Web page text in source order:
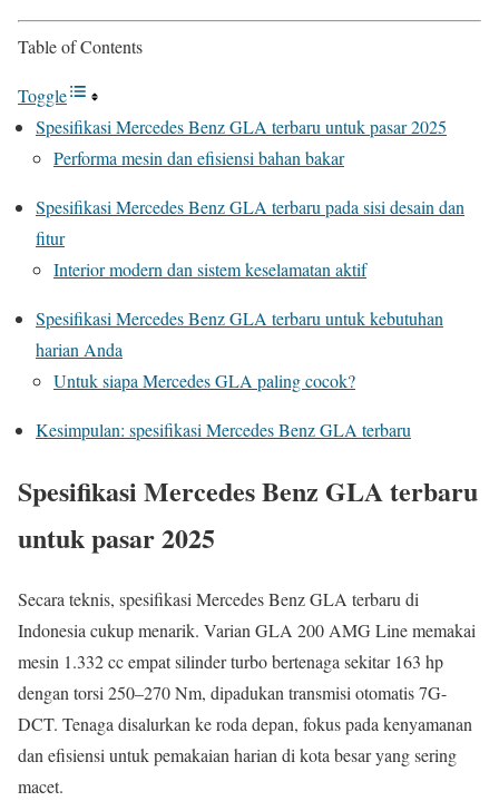
Table of Contents
Toggle
Spesifikasi Mercedes Benz GLA terbaru untuk pasar 2025
Performa mesin dan efisiensi bahan bakar
Spesifikasi Mercedes Benz GLA terbaru pada sisi desain dan
fitur
Interior modern dan sistem keselamatan aktif
Spesifikasi Mercedes Benz GLA terbaru untuk kebutuhan
harian Anda
Untuk siapa Mercedes GLA paling cocok?
Kesimpulan: spesifikasi Mercedes Benz GLA terbaru
Spesifikasi Mercedes Benz GLA terbaru
untuk pasar 2025
Secara teknis, spesifikasi Mercedes Benz GLA terbaru di
Indonesia cukup menarik. Varian GLA 200 AMG Line memakai
mesin 1.332 cc empat silinder turbo bertenaga sekitar 163 hp
dengan torsi 250–270 Nm, dipadukan transmisi otomatis 7G-
DCT. Tenaga disalurkan ke roda depan, fokus pada kenyamanan
dan efisiensi untuk pemakaian harian di kota besar yang sering
macet.